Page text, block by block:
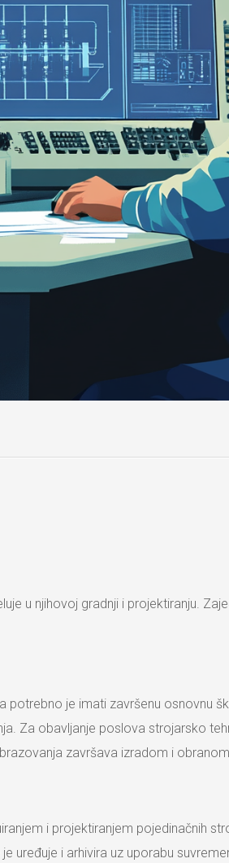
u njihovoj gradnji i projektiranju.
je imati završenu osnovnu
Za obavljanje poslova strojarsko
završava izradom i
i projektiranjem pojedinačnih
uređuje i arhivira uz uporabu